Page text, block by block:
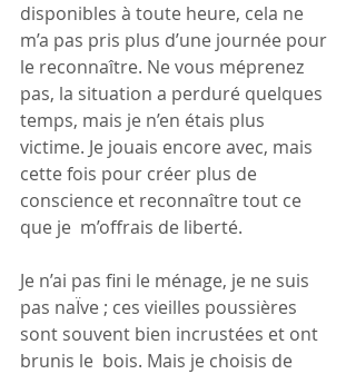
disponibles à toute heure, cela ne
m’a pas pris plus d’une journée pour
le reconnaître. Ne vous méprenez
pas, la situation a perduré quelques
temps, mais je n’en étais plus
victime. Je jouais encore avec, mais
cette fois pour créer plus de
conscience et reconnaître tout ce
que je  m’offrais de liberté.
Je n’ai pas fini le ménage, je ne suis
pas naÏve ; ces vieilles poussières
sont souvent bien incrustées et ont
brunis le  bois. Mais je choisis de